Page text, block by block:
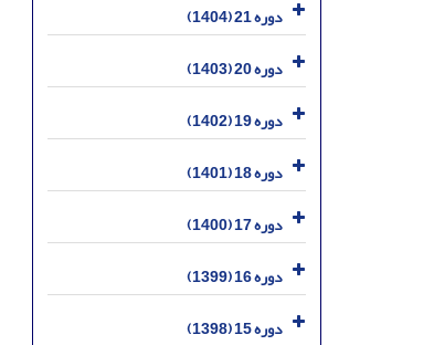
دوره 21 (1404)
دوره 20 (1403)
دوره 19 (1402)
دوره 18 (1401)
دوره 17 (1400)
دوره 16 (1399)
دوره 15 (1398)